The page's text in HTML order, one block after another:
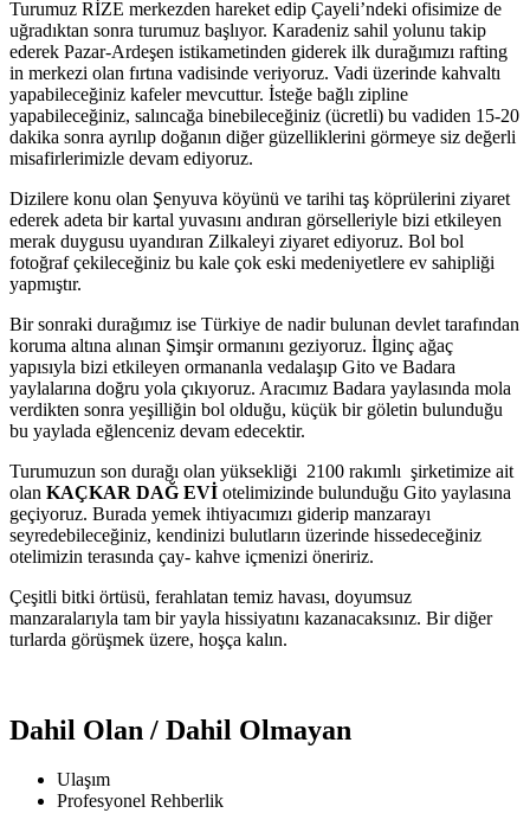
Turumuz RİZE merkezden hareket edip Çayeli’ndeki ofisimize de
uğradıktan sonra turumuz başlıyor. Karadeniz sahil yolunu takip
ederek Pazar-Ardeşen istikametinden giderek ilk durağımızı rafting
in merkezi olan fırtına vadisinde veriyoruz. Vadi üzerinde kahvaltı
yapabileceğiniz kafeler mevcuttur. İsteğe bağlı zipline
yapabileceğiniz, salıncağa binebileceğiniz (ücretli) bu vadiden 15-20
dakika sonra ayrılıp doğanın diğer güzelliklerini görmeye siz değerli
misafirlerimizle devam ediyoruz.
Dizilere konu olan Şenyuva köyünü ve tarihi taş köprülerini ziyaret
ederek adeta bir kartal yuvasını andıran görselleriyle bizi etkileyen
merak duygusu uyandıran Zilkaleyi ziyaret ediyoruz. Bol bol
fotoğraf çekileceğiniz bu kale çok eski medeniyetlere ev sahipliği
yapmıştır.
Bir sonraki durağımız ise Türkiye de nadir bulunan devlet tarafından
koruma altına alınan Şimşir ormanını geziyoruz. İlginç ağaç
yapısıyla bizi etkileyen ormananla vedalaşıp Gito ve Badara
yaylalarına doğru yola çıkıyoruz. Aracımız Badara yaylasında mola
verdikten sonra yeşilliğin bol olduğu, küçük bir göletin bulunduğu
bu yaylada eğlenceniz devam edecektir.
Turumuzun son durağı olan yüksekliği 2100 rakımlı şirketimize ait
olan KAÇKAR DAĞ EVİ otelimizinde bulunduğu Gito yaylasına
geçiyoruz. Burada yemek ihtiyacımızı giderip manzarayı
seyredebileceğiniz, kendinizi bulutların üzerinde hissedeceğiniz
otelimizin terasında çay- kahve içmenizi öneririz.
Çeşitli bitki örtüsü, ferahlatan temiz havası, doyumsuz
manzaralarıyla tam bir yayla hissiyatını kazanacaksınız. Bir diğer
turlarda görüşmek üzere, hoşça kalın.
Dahil Olan / Dahil Olmayan
Ulaşım
Profesyonel Rehberlik